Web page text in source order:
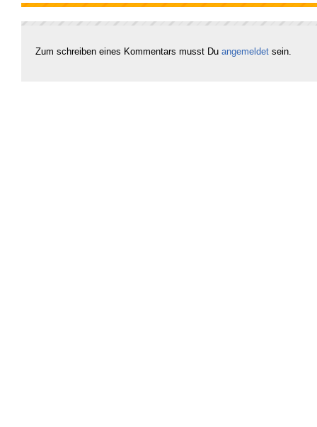
Zum schreiben eines Kommentars musst Du angemeldet sein.